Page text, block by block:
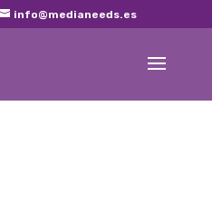
info@medianeeds.es